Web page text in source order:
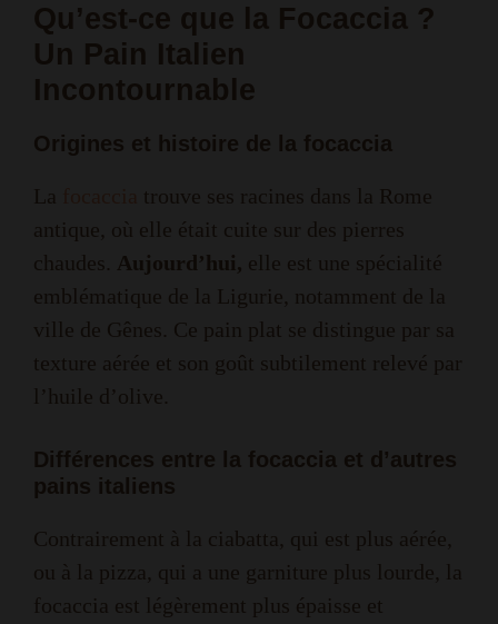
Qu’est-ce que la Focaccia ?
Un Pain Italien
Incontournable
Origines et histoire de la focaccia
La
trouve ses racines dans la Rome
antique, où elle était cuite sur des pierres
chaudes. Aujourd’hui, elle est une spécialité
emblématique de la Ligurie, notamment de la
ville de Gênes. Ce pain plat se distingue par sa
texture aérée et son goût subtilement relevé par
l’huile d’olive.
Différences entre la focaccia et d’autres
pains italiens
Contrairement à la ciabatta, qui est plus aérée,
ou à la pizza, qui a une garniture plus lourde, la
focaccia est légèrement plus épaisse et